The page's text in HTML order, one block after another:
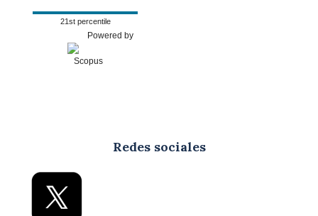
21st percentile
Powered by
Redes sociales